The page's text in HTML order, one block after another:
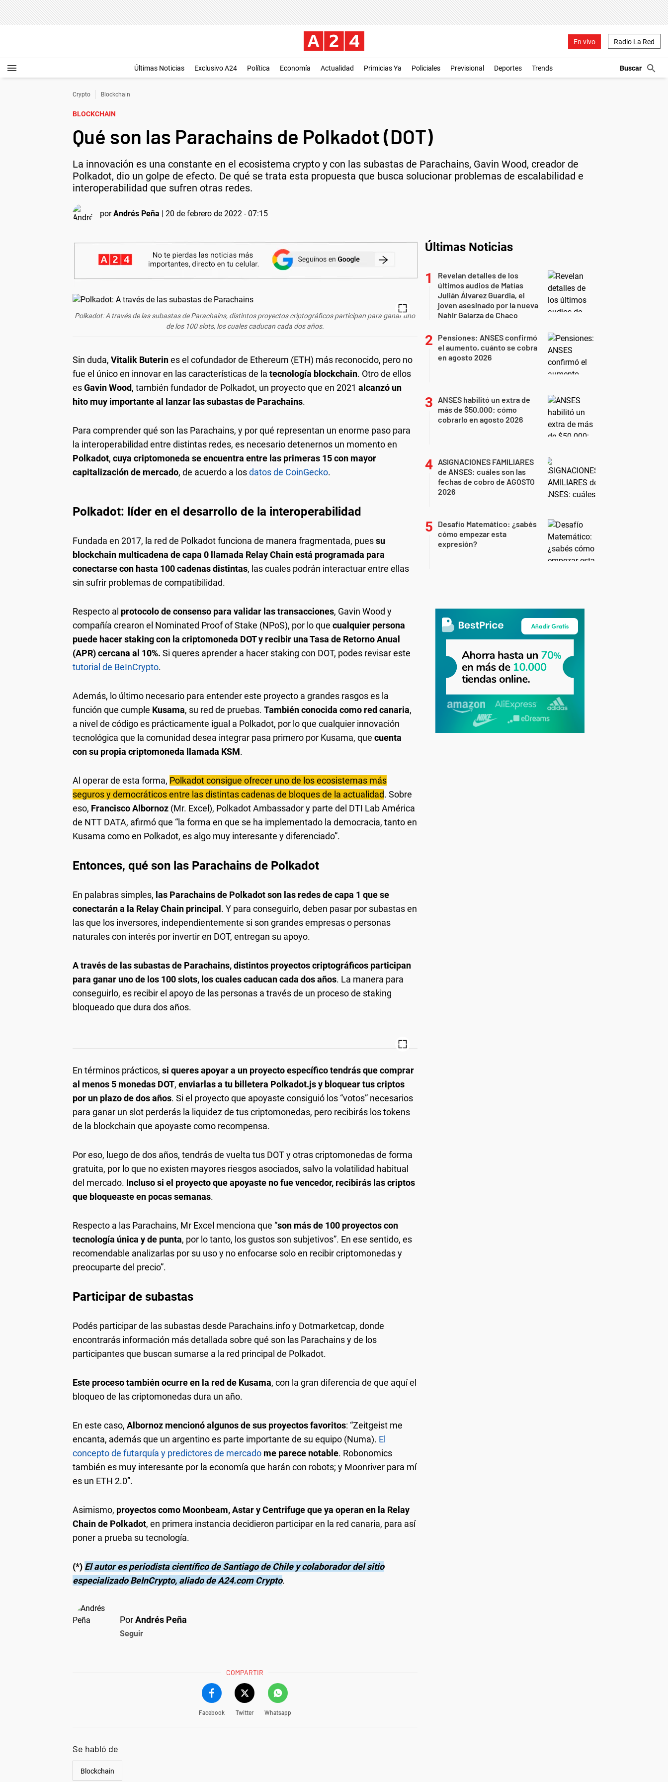
En vivo Radio La Red
Últimas Noticias Exclusivo A24 Política Economía Actualidad Primicias Ya Policiales Previsional Deportes Trends
Crypto Blockchain
BLOCKCHAIN
Qué son las Parachains de Polkadot (DOT)
La innovación es una constante en el ecosistema crypto y con las subastas de Parachains, Gavin Wood, creador de
Polkadot, dio un golpe de efecto. De qué se trata esta propuesta que busca solucionar problemas de escalabilidad e
interoperabilidad que sufren otras redes.
porAndrés Peña | 20 de febrero de 2022 - 07:15
Polkadot: A través de las subastas de Parachains, distintos proyectos criptográficos participan para ganar uno
de los 100 slots, los cuales caducan cada dos años.
Sin duda, Vitalik Buterines el cofundador de Ethereum (ETH) más reconocido, pero no
fue el único en innovar en las características de la tecnología blockchain. Otro de ellos
esGavin Wood, también fundador de Polkadot, un proyecto que en 2021 alcanzó un
hito muy importante al lanzar las subastas de Parachains.
Para comprender qué son las Parachains, y por qué representan un enorme paso para
la interoperabilidad entre distintas redes, es necesario detenernos un momento en
Polkadot, cuya criptomoneda se encuentra entre las primeras 15 con mayor
capitalización de mercado, de acuerdo a losdatos de CoinGecko.
Polkadot: líder en el desarrollo de la interoperabilidad
Fundada en 2017, la red de Polkadot funciona de manera fragmentada, puessu
blockchain multicadena de capa 0 llamada Relay Chain está programada para
conectarse con hasta 100 cadenas distintas, las cuales podrán interactuar entre ellas
sin sufrir problemas de compatibilidad.
Respecto al protocolo de consenso para validar las transacciones, Gavin Wood y
compañía crearon el Nominated Proof of Stake (NPoS), por lo que cualquier persona
puede hacer staking con la criptomoneda DOT y recibir una Tasa de Retorno Anual
(APR) cercana al 10%. Si queres aprender a hacer staking con DOT, podes revisar este
tutorial de BeInCrypto.
Además, lo último necesario para entender este proyecto a grandes rasgos es la
función que cumple Kusama, su red de pruebas. También conocida como red canaria,
a nivel de código es prácticamente igual a Polkadot, por lo que cualquier innovación
tecnológica que la comunidad desea integrar pasa primero por Kusama, que cuenta
con su propia criptomoneda llamada KSM.
Al operar de esta forma, Polkadot consigue ofrecer uno de los ecosistemas más
seguros y democráticos entre las distintas cadenas de bloques de la actualidad. Sobre
eso, Francisco Albornoz (Mr. Excel), Polkadot Ambassador y parte del DTI Lab América
de NTT DATA, afirmó que “la forma en que se ha implementado la democracia, tanto en
Kusama como en Polkadot, es algo muy interesante y diferenciado”.
Entonces, qué son las Parachains de Polkadot
En palabras simples, las Parachains de Polkadot son las redes de capa 1 que se
conectarán a la Relay Chain principal. Y para conseguirlo, deben pasar por subastas en
las que los inversores, independientemente si son grandes empresas o personas
naturales con interés por invertir en DOT, entregan su apoyo.
A través de las subastas de Parachains, distintos proyectos criptográficos participan
para ganar uno de los 100 slots, los cuales caducan cada dos años. La manera para
conseguirlo, es recibir el apoyo de las personas a través de un proceso de staking
bloqueado que dura dos años.
En términos prácticos, si queres apoyar a un proyecto específico tendrás que comprar
al menos 5 monedas DOT, enviarlas a tu billetera Polkadot.js y bloquear tus criptos
por un plazo de dos años. Si el proyecto que apoyaste consiguió los “votos” necesarios
para ganar un slot perderás la liquidez de tus criptomonedas, pero recibirás los tokens
de la blockchain que apoyaste como recompensa.
Por eso, luego de dos años, tendrás de vuelta tus DOT y otras criptomonedas de forma
gratuita, por lo que no existen mayores riesgos asociados, salvo la volatilidad habitual
del mercado. Incluso si el proyecto que apoyaste no fue vencedor, recibirás las criptos
que bloqueaste en pocas semanas.
Respecto a las Parachains, Mr Excel menciona que “son más de 100 proyectos con
tecnología única y de punta, por lo tanto, los gustos son subjetivos”. En ese sentido, es
recomendable analizarlas por su uso y no enfocarse solo en recibir criptomonedas y
preocuparte del precio”.
Participar de subastas
Podés participar de las subastas desde Parachains.info y Dotmarketcap, donde
encontrarás información más detallada sobre qué son las Parachains y de los
participantes que buscan sumarse a la red principal de Polkadot.
Este proceso también ocurre en la red de Kusama, con la gran diferencia de que aquí el
bloqueo de las criptomonedas dura un año.
En este caso, Albornoz mencionó algunos de sus proyectos favoritos: “Zeitgeist me
encanta, además que un argentino es parte importante de su equipo (Numa). El
concepto de futarquía y predictores de mercado me parece notable. Robonomics
también es muy interesante por la economía que harán con robots; y Moonriver para mí
es un ETH 2.0”.
Asimismo, proyectos como Moonbeam, Astar y Centrifuge que ya operan en la Relay
Chain de Polkadot, en primera instancia decidieron participar en la red canaria, para así
poner a prueba su tecnología.
(*) El autor es periodista científico de Santiago de Chile y colaborador del sitio
especializado BeInCrypto, aliado de A24.com Crypto.
PorAndrés Peña
Seguir
COMPARTIR
Facebook Twitter Whatsapp
Se habló de
Blockchain
Últimas Noticias
Revelan detalles de los
últimos audios de Matías
Julián Álvarez Guardia, el
joven asesinado por la nueva
Nahir Galarza de Chaco
Pensiones: ANSES confirmó
el aumento, cuánto se cobra
en agosto 2026
ANSES habilitó un extra de
más de $50.000: cómo
cobrarlo en agosto 2026
ASIGNACIONES FAMILIARES
de ANSES: cuáles son las
fechas de cobro de AGOSTO
2026
Desafío Matemático: ¿sabés
cómo empezar esta
expresión?